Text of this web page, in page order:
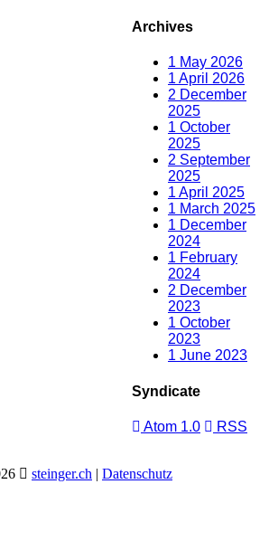
Archives
May 2026
April 2026
December
2025
October
2025
September
2025
April 2025
March 2025
December
2024
February
2024
December
2023
October
2023
June 2023
Syndicate
Atom 1.0 RSS
steinger.ch|Datenschutz